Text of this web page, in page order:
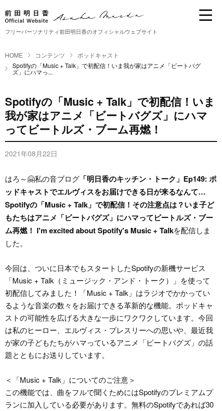
フリーパーソナリティ前田明日香のオフィシャルウェブサイト
HOME コンテンツ
ポッドキャスト
Spotifyの「Music + Talk」で初配信！いま我が家はアニメ「ビートバグ
ズ」にハマっ...
Spotifyの「Music + Talk」で初配信！いま
我が家はアニメ「ビートバグズ」にハマ
ってビートルズ・ブーム再燃！
2021年08月22日
はろ～🤗私の音ブログ 「明日香のキッチン・トーク」Ep149: ポ
ッドキャストでエルヴィスをお届けできる日が来るなんて…
Spotifyの「Music + Talk」で初配信！その注意点は？いま子ど
もたちはアニメ「ビートバグズ」にハマってビートルズ・ブー
ム再燃！ I'm excited about Spotify's Music + Talkを配信しま
した。
今回は、ついに日本でもスタートしたSpotifyの新機サービス
「Music + Talk（ミュージック・アンド・トーク）」を使って
初配信してみました！「Music + Talk」はラジオでかかってい
るような音楽の数々をお届けできる革新的な機能。ポッドキャ
ストの可能性を広げる大きな一歩にワクワクしています。今回
は私のヒーロー、エルヴィス・プレスリーへの思いや、最近我
が家の子どもたちがハマっているアニメ「ビートバグズ」の話
題とともにお送りしています。
＜「Music + Talk」についてのご注意＞
この機能では、曲をフルで聞くためにはSpotifyのプレミアムプ
ランに加入している必要があります。無料のSpotifyであれば30